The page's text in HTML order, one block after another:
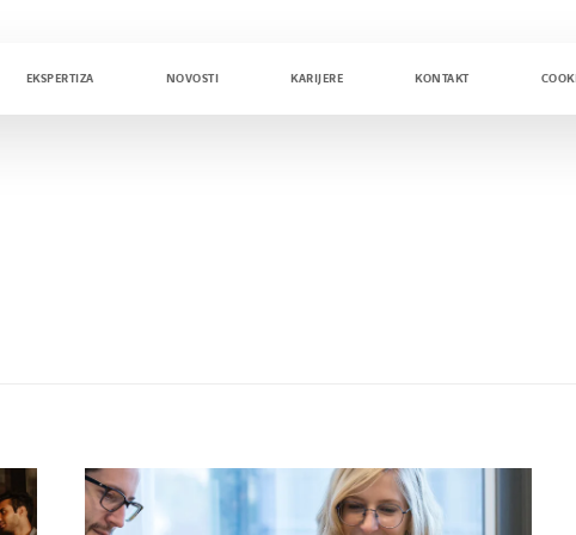
EKSPERTIZA NOVOSTI KARIJERE KONTAKT